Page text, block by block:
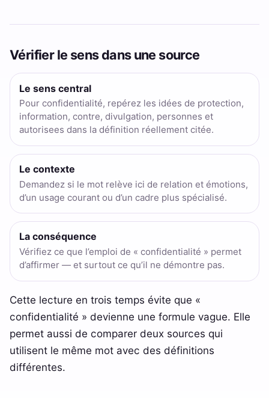
Vérifier le sens dans une source
Le sens central
Pour confidentialité, repérez les idées de protection,
information, contre, divulgation, personnes et
autorisees dans la définition réellement citée.
Le contexte
Demandez si le mot relève ici de relation et émotions,
d’un usage courant ou d’un cadre plus spécialisé.
La conséquence
Vérifiez ce que l’emploi de « confidentialité » permet
d’affirmer — et surtout ce qu’il ne démontre pas.
Cette lecture en trois temps évite que «
confidentialité » devienne une formule vague. Elle
permet aussi de comparer deux sources qui
utilisent le même mot avec des définitions
différentes.